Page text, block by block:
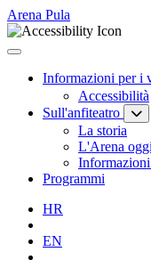
Arena Pula
Informazioni per i
Accessibilità
Sull'anfiteatro
La storia
L'Arena oggi
Programmi
HR
EN